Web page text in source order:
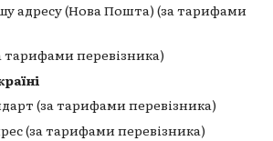
адресу (Нова Пошта) (за тарифами
перевізника)
(за тарифами перевізника)
(за тарифами перевізника)